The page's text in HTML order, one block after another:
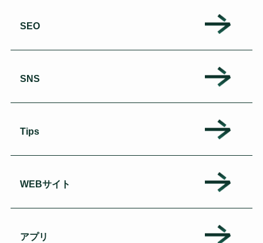
SEO
SNS
Tips
WEBサイト
アプリ